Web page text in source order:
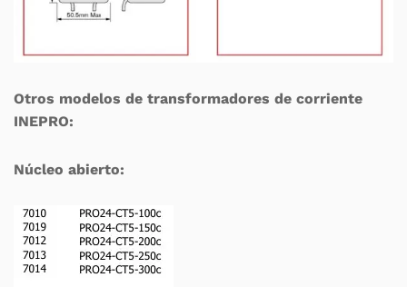
Otros modelos de transformadores de corriente
INEPRO:
Núcleo abierto: